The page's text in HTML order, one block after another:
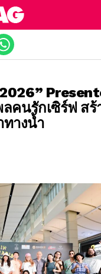
คนรักเซิร์ฟ สร้
างน้ำ